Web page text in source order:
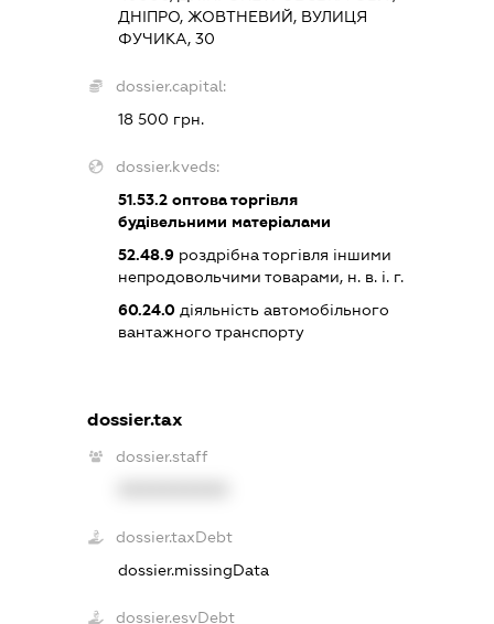
ДНІПРО, ЖОВТНЕВИЙ, ВУЛИЦЯ
ФУЧИКА, 30
dossier.capital:
18 500 грн.
dossier.kveds:
51.53.2оптова торгівля
будівельними матеріалами
52.48.9роздрібна торгівля іншими
непродовольчими товарами, н. в. і. г.
60.24.0діяльність автомобільного
вантажного транспорту
dossier.tax
dossier.staff
dossier.taxDebt
dossier.missingData
dossier.esvDebt